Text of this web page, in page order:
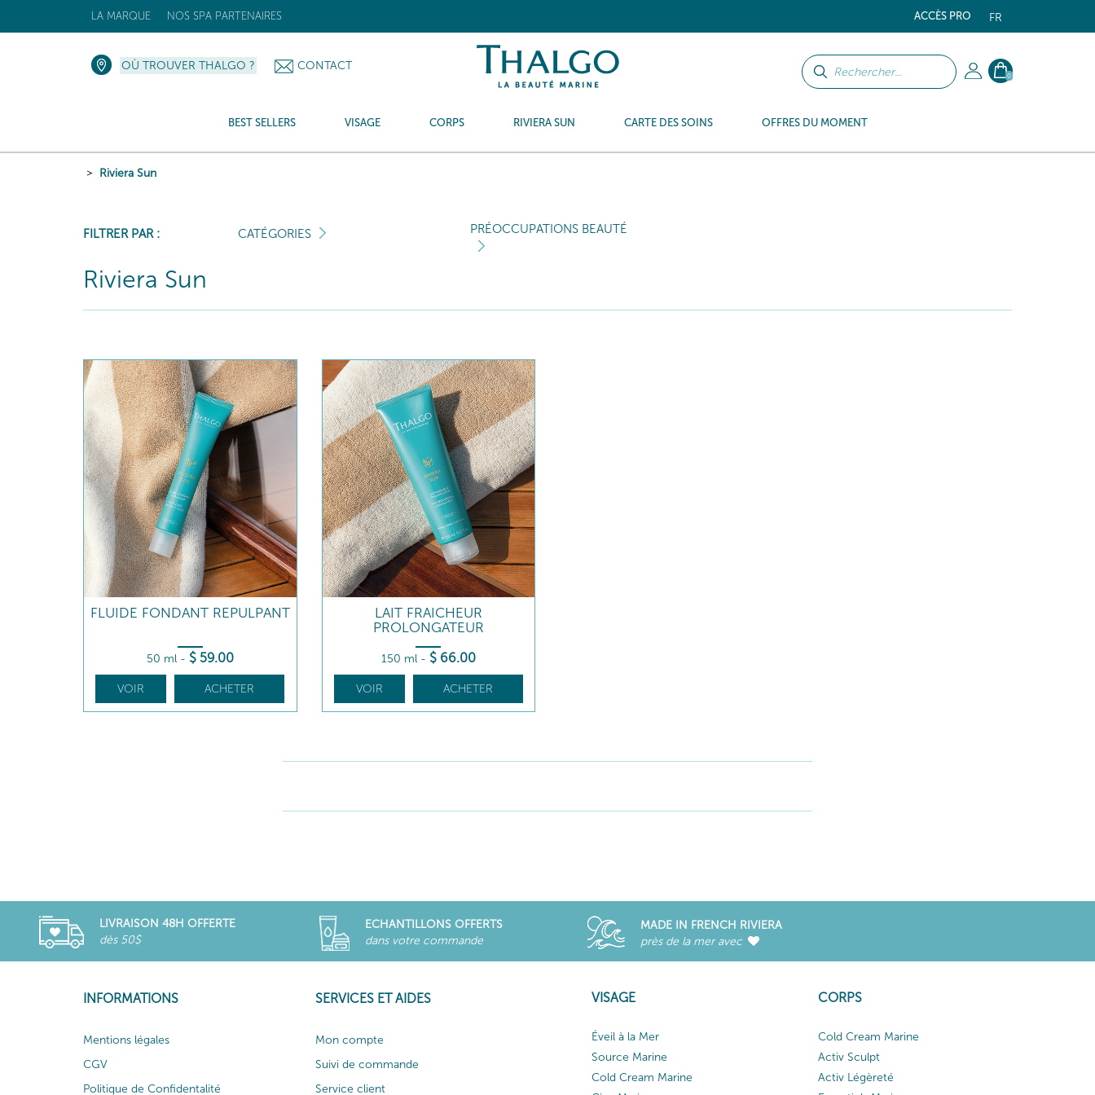
FR
ACCÈS PRO
LA MARQUE NOS SPA PARTENAIRES
0
OÙ TROUVER THALGO ? CONTACT
BEST SELLERS VISAGE CORPS RIVIERA SUN CARTE DES SOINS OFFRES DU MOMENT
Riviera Sun
FILTRER PAR : CATÉGORIES PRÉOCCUPATIONS BEAUTÉ
Riviera Sun
FLUIDE FONDANT REPULPANT
50 ml - $ 59.00
VOIR ACHETER
LAIT FRAICHEUR
PROLONGATEUR
150 ml - $ 66.00
VOIR ACHETER
LIVRAISON 48H OFFERTE
dès 50$
ECHANTILLONS OFFERTS
dans votre commande
MADE IN FRENCH RIVIERA
près de la mer avec
INFORMATIONS
Mentions légales
CGV
Politique de Confidentalité
SERVICES ET AIDES
Mon compte
Suivi de commande
Service client
VISAGE
Éveil à la Mer
Source Marine
Cold Cream Marine
CORPS
Cold Cream Marine
Activ Sculpt
Activ Légèreté